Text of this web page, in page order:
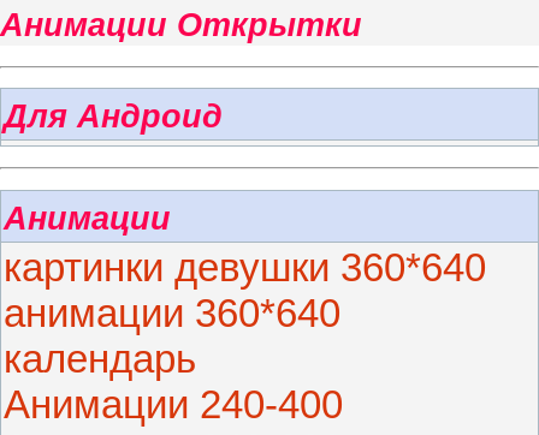
Анимации Открытки
Для Андроид
Анимации
картинки девушки 360*640
анимации 360*640
календарь
Анимации 240-400